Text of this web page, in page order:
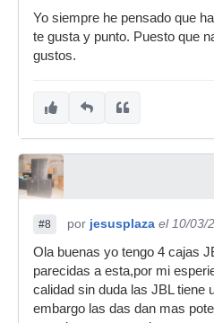
Yo siempre he pensado que
te gusta y punto. Puesto que
gustos.
#8 por jesusplaza el 10/03/
Ola buenas yo tengo 4 cajas
parecidas a esta,por mi
calidad sin duda las JBL tiene
embargo las das dan mas